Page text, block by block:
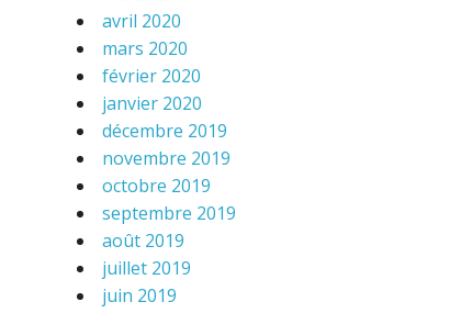
avril 2020
mars 2020
février 2020
janvier 2020
décembre 2019
novembre 2019
octobre 2019
septembre 2019
août 2019
juillet 2019
juin 2019